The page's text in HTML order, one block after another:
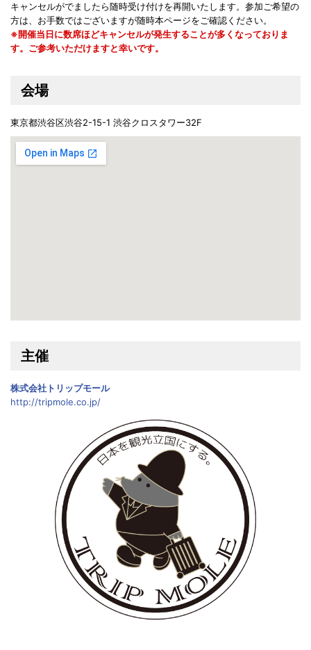
キャンセルがでましたら随時受け付けを再開いたします。参加ご希望の
方は、お手数ではございますが随時本ページをご確認ください。
※開催当日に数席ほどキャンセルが発生することが多くなっておりま
す。ご参考いただけますと幸いです。
会場
東京都渋谷区渋谷2-15-1 渋谷クロスタワー32F
主催
株式会社トリップモール
http://tripmole.co.jp/